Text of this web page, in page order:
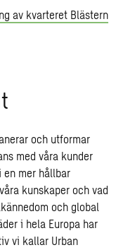
av kvarteret Blästern
och utformar
med våra kunder
en mer hållbar
kunskaper och vad
och global
i hela Europa har
vi kallar Urban